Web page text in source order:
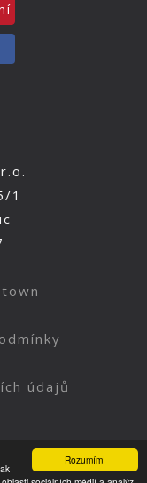
Rozumím!
1
údajů